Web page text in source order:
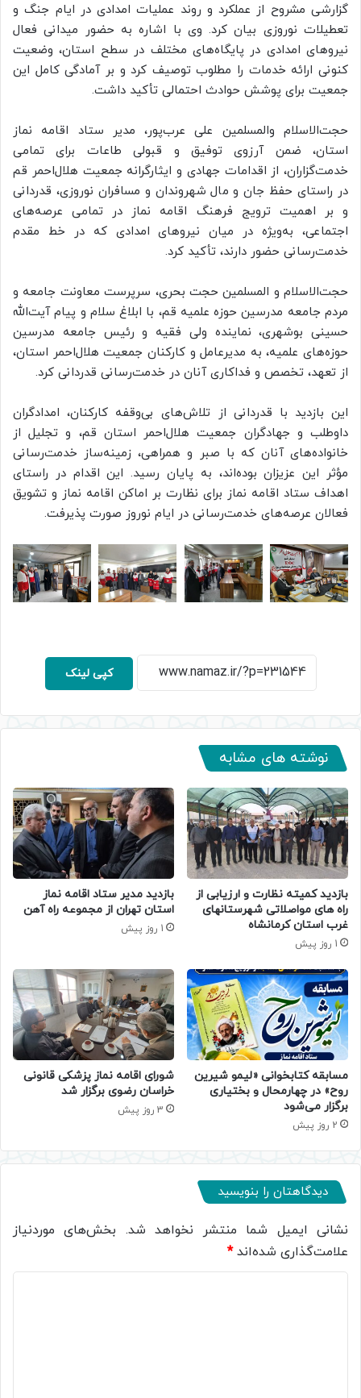
گزارشی مشروح از عملکرد و روند عملیات امدادی در ایام جنگ و
تعطیلات نوروزی بیان کرد. وی با اشاره به حضور میدانی فعال
نیروهای امدادی در پایگاه‌های مختلف در سطح استان، وضعیت
کنونی ارائه خدمات را مطلوب توصیف کرد و بر آمادگی کامل این
جمعیت برای پوشش حوادث احتمالی تأکید داشت.
حجت‌الاسلام والمسلمین علی عرب‌پور، مدیر ستاد اقامه نماز
استان، ضمن آرزوی توفیق و قبولی طاعات برای تمامی
خدمت‌گزاران، از اقدامات جهادی و ایثارگرانه جمعیت هلال‌احمر قم
در راستای حفظ جان و مال شهروندان و مسافران نوروزی، قدردانی
و بر اهمیت ترویج فرهنگ اقامه نماز در تمامی عرصه‌های
اجتماعی، به‌ویژه در میان نیروهای امدادی که در خط مقدم
خدمت‌رسانی حضور دارند، تأکید کرد.
حجت‌الاسلام و المسلمین حجت بحری، سرپرست معاونت جامعه و
مردم جامعه مدرسین حوزه علمیه قم، با ابلاغ سلام و پیام آیت‌الله
حسینی بوشهری، نماینده ولی فقیه و رئیس جامعه مدرسین
حوزه‌های علمیه، به مدیرعامل و کارکنان جمعیت هلال‌احمر استان،
از تعهد، تخصص و فداکاری آنان در خدمت‌رسانی قدردانی کرد.
این بازدید با قدردانی از تلاش‌های بی‌وقفه کارکنان، امدادگران
داوطلب و جهادگران جمعیت هلال‌احمر استان قم، و تجلیل از
خانواده‌های آنان که با صبر و همراهی، زمینه‌ساز خدمت‌رسانی
مؤثر این عزیزان بوده‌اند، به پایان رسید. این اقدام در راستای
اهداف ستاد اقامه نماز برای نظارت بر اماکن اقامه نماز و تشویق
فعالان عرصه‌های خدمت‌رسانی در ایام نوروز صورت پذیرفت.
کپی لینک
نوشته های مشابه
بازدید کمیته نظارت و ارزیابی از
راه های مواصلاتی شهرستانهای
غرب استان کرمانشاه
1 روز پیش
بازدید مدیر ستاد اقامه نماز
استان تهران از مجموعه راه آهن
1 روز پیش
مسابقه کتابخوانی «لیمو شیرین
روح» در چهارمحال و بختیاری
برگزار می‌شود
2 روز پیش
شورای اقامه نماز پزشکی قانونی
خراسان رضوی برگزار شد
3 روز پیش
دیدگاهتان را بنویسید
نشانی ایمیل شما منتشر نخواهد شد. بخش‌های موردنیاز
علامت‌گذاری شده‌اند*